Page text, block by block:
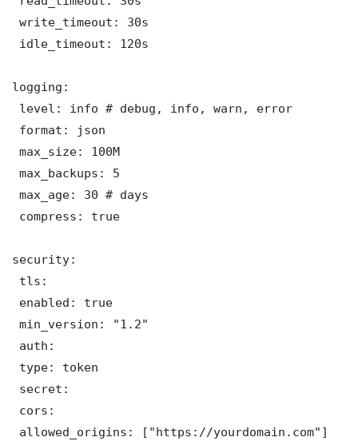
write_timeout: 30s
idle_timeout: 120s
logging:
level: info # debug, info, warn, error
format: json
max_size: 100M
max_backups: 5
max_age: 30 # days
compress: true
security:
tls:
enabled: true
min_version: "1.2"
auth:
type: token
secret:
cors:
allowed_origins: ["https://yourdomain.com"]